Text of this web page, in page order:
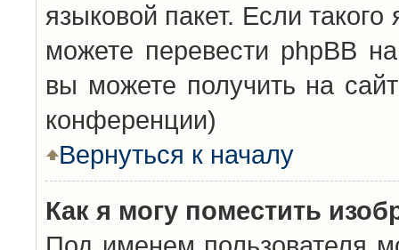
языковой пакет. Если
можете перевести phpBB
вы можете получить на
конференции)
Вернуться к началу
Как я могу поместить